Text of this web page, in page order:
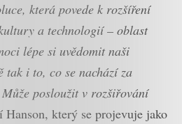
která povede k rozšíření
a technologií – oblast
lépe si uvědomit naši
i to, co se nachází za
posloužit v rozšiřování
Hanson, který se projevuje jako